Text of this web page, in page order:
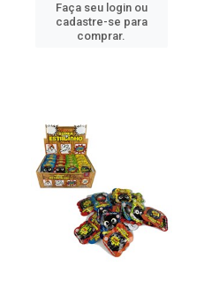
Faça seu login ou
cadastre-se para
comprar.